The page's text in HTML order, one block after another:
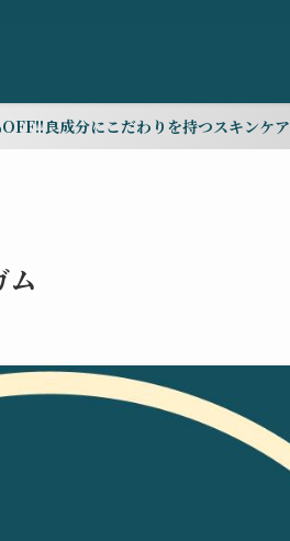
良成分にこだわりを持つスキンケア
ム